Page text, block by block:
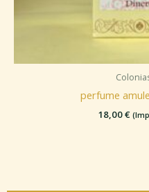
perfume
18,00€